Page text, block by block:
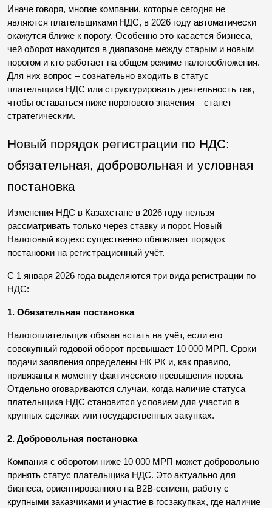
Иначе говоря, многие компании, которые сегодня не
являются плательщиками НДС, в 2026 году автоматически
окажутся ближе к порогу. Особенно это касается бизнеса,
чей оборот находится в диапазоне между старым и новым
порогом и кто работает на общем режиме налогообложения.
Для них вопрос – сознательно входить в статус
плательщика НДС или структурировать деятельность так,
чтобы оставаться ниже порогового значения – станет
стратегическим.
Новый порядок регистрации по НДС:
обязательная, добровольная и условная
постановка
Изменения НДС в Казахстане в 2026 году нельзя
рассматривать только через ставку и порог. Новый
Налоговый кодекс существенно обновляет порядок
постановки на регистрационный учёт.
С 1 января 2026 года выделяются три вида регистрации по
НДС:
1. Обязательная постановка
Налогоплательщик обязан встать на учёт, если его
совокупный годовой оборот превышает 10 000 МРП. Сроки
подачи заявления определены НК РК и, как правило,
привязаны к моменту фактического превышения порога.
Отдельно оговариваются случаи, когда наличие статуса
плательщика НДС становится условием для участия в
крупных сделках или государственных закупках.
2. Добровольная постановка
Компания с оборотом ниже 10 000 МРП может добровольно
принять статус плательщика НДС. Это актуально для
бизнеса, ориентированного на B2B-сегмент, работу с
крупными заказчиками и участие в госзакупках, где наличие